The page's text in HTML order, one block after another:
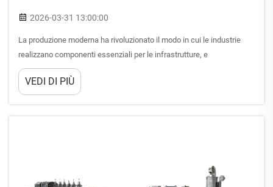
2026-03-31 13:00:00
La produzione moderna ha rivoluzionato il modo in cui le industrie
realizzano componenti essenziali per le infrastrutture, e
comprendere il funzionamento di una linea di produzione per tubi
corrugati è diventato fondamentale per le aziende alla ricerca di
soluzioni di tubazioni efficienti. Nel 2026, queste...
VEDI DI PIÙ